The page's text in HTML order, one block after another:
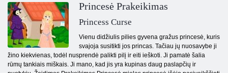
Princesė Prakeikimas
Princess Curse
Vienu didžiulis pilies gyvena gražus princesė, kuris
svajoja susitikti jos princas. Tačiau jų nuosavybe ji
žino kiekvienas, todėl nusprendė palikti pilį ir eiti ieškoti. Ji pamatė šalia
rūmų tankiais miškais. Ji mano, kad jis yra kupinas daug paslapčių ir